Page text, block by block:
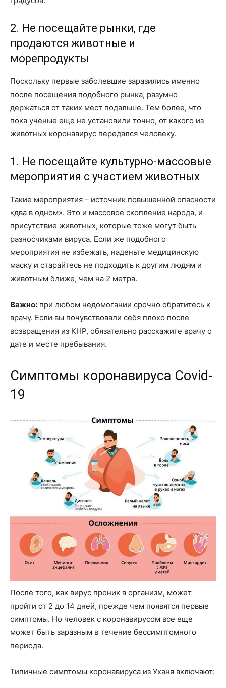
2. Не посещайте рынки, где
продаются животные и
морепродукты
Поскольку первые заболевшие заразились именно
после посещения подобного рынка, разумно
держаться от таких мест подальше. Тем более, что
пока ученые еще не установили точно, от какого из
животных коронавирус передался человеку.
1. Не посещайте культурно-массовые
мероприятия с участием животных
Такие мероприятия – источник повышенной опасности
«два в одном». Это и массовое скопление народа, и
присутствие животных, которые тоже могут быть
разносчиками вируса. Если же подобного
мероприятия не избежать, наденьте медицинскую
маску и старайтесь не подходить к другим людям и
животным ближе, чем на 2 метра.
Важно: при любом недомогании срочно обратитесь к
врачу. Если вы почувствовали себя плохо после
возвращения из КНР, обязательно расскажите врачу о
дате и месте пребывания.
Симптомы коронавируса Covid-
19
После того, как вирус проник в организм, может
пройти от 2 до 14 дней, прежде чем появятся первые
симптомы. Но человек с коронавирусом все еще
может быть заразным в течение бессимптомного
периода.
Типичные симптомы коронавируса из Уханя включают: